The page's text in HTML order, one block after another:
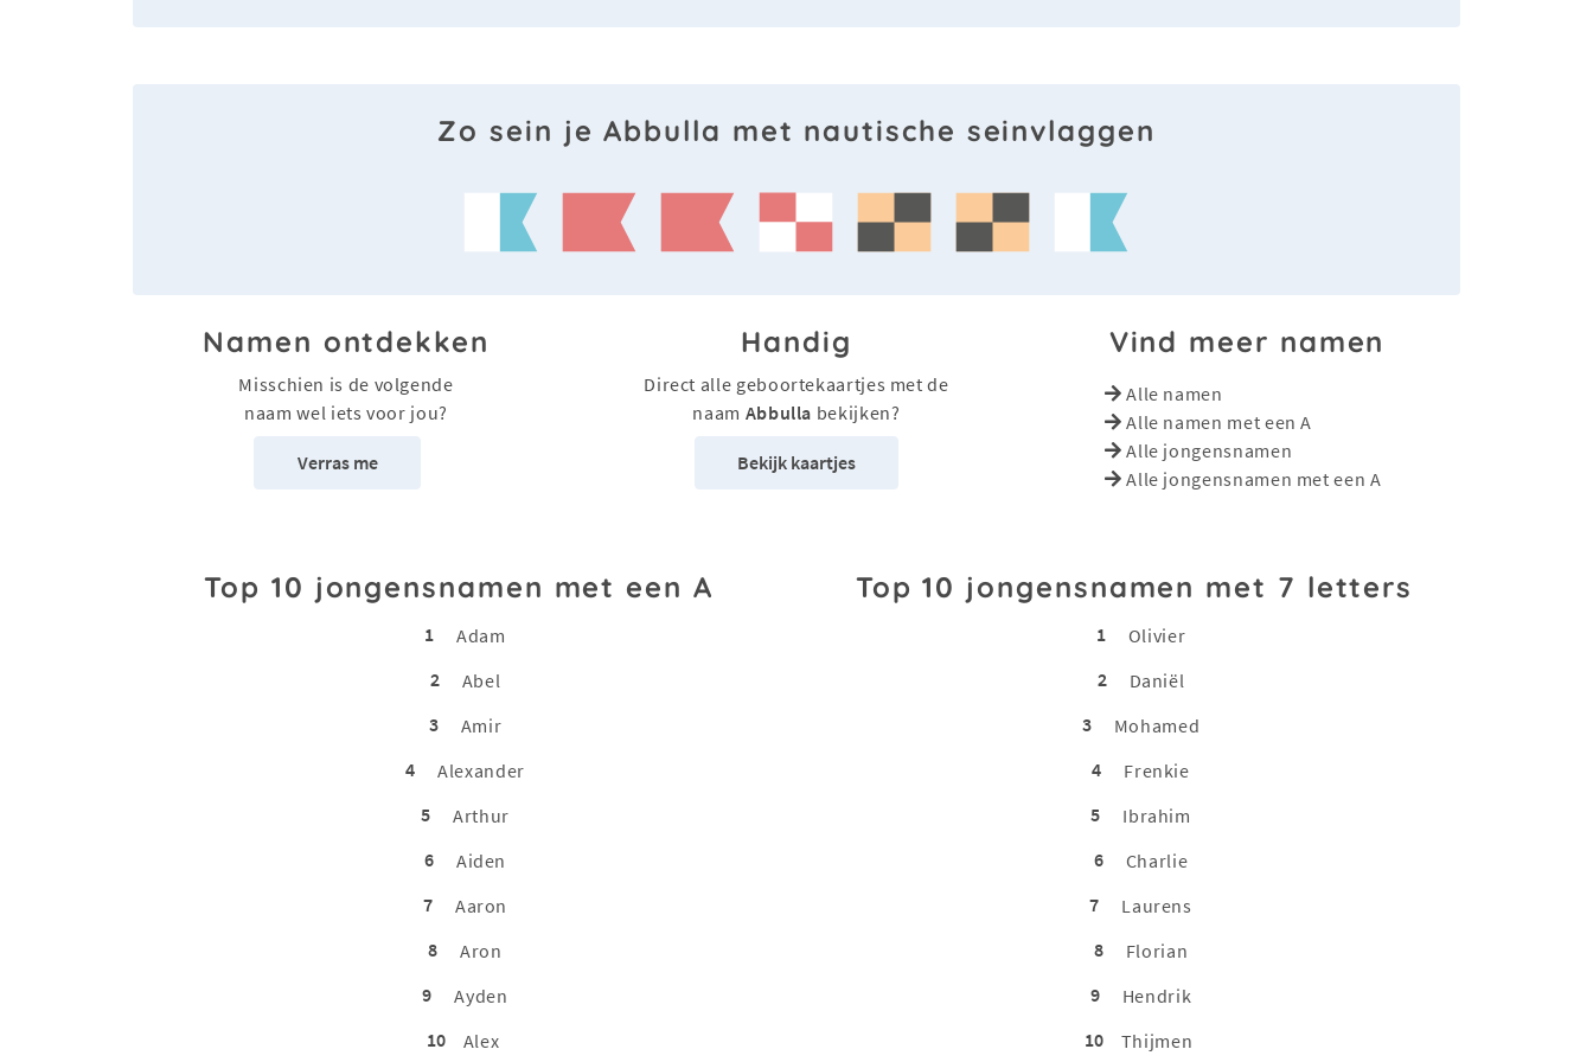
Zo sein je Abbulla met nautische seinvlaggen
Namen ontdekken
Misschien is de volgende
naam wel iets voor jou?
Verras me
Handig
Direct alle geboortekaartjes met de
naam Abbulla bekijken?
Bekijk kaartjes
Vind meer namen
Alle namen
Alle namen met een A
Alle jongensnamen
Alle jongensnamen met een A
Top 10 jongensnamen met een A
1
Adam
2
Abel
3
Amir
4
Alexander
5
Arthur
6
Aiden
7
Aaron
8
Aron
9
Ayden
10
Alex
Top 10 jongensnamen met 7 letters
1
Olivier
2
Daniël
3
Mohamed
4
Frenkie
5
Ibrahim
6
Charlie
7
Laurens
8
Florian
9
Hendrik
10
Thijmen